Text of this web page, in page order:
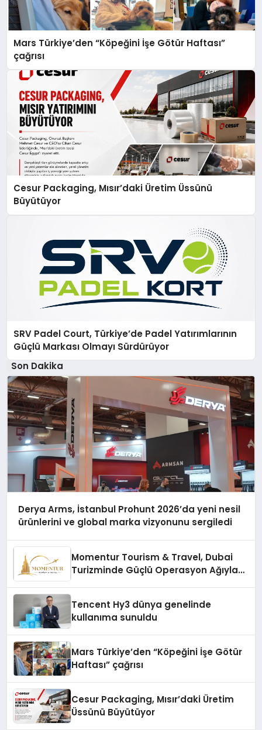
Mars Türkiye’den “Köpeğini İşe Götür Haftası”
çağrısı
Cesur Packaging, Mısır’daki Üretim Üssünü
Büyütüyor
SRV Padel Court, Türkiye’de Padel Yatırımlarının
Güçlü Markası Olmayı Sürdürüyor
Son Dakika
Derya Arms, İstanbul Prohunt 2026’da yeni nesil
ürünlerini ve global marka vizyonunu sergiledi
Momentur Tourism & Travel, Dubai
Turizminde Güçlü Operasyon Ağıyla
Tencent Hy3 dünya genelinde
kullanıma sunuldu
Mars Türkiye’den “Köpeğini İşe Götür
Haftası” çağrısı
Cesur Packaging, Mısır’daki Üretim
Üssünü Büyütüyor